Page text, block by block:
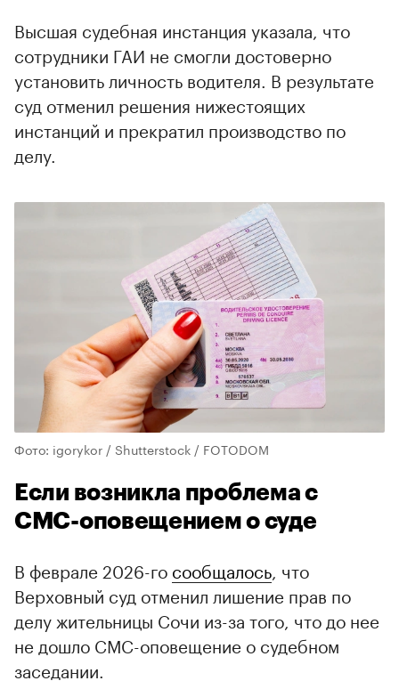
Высшая судебная инстанция указала, что
сотрудники ГАИ не смогли достоверно
установить личность водителя. В результате
суд отменил решения нижестоящих
инстанций и прекратил производство по
делу.
Фото: igorykor / Shutterstock / FOTODOM
Если возникла проблема с
СМС-оповещением о суде
В феврале 2026-го сообщалось, что
Верховный суд отменил лишение прав по
делу жительницы Сочи из-за того, что до нее
не дошло СМС-оповещение о судебном
заседании.